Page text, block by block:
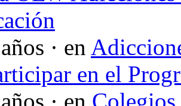
· en
en el
· en